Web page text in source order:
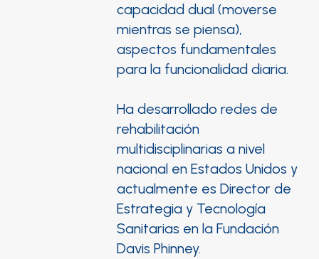
capacidad dual (moverse
mientras se piensa),
aspectos fundamentales
para la funcionalidad diaria.
Ha desarrollado redes de
rehabilitación
multidisciplinarias a nivel
nacional en Estados Unidos y
actualmente es Director de
Estrategia y Tecnología
Sanitarias en la Fundación
Davis Phinney.